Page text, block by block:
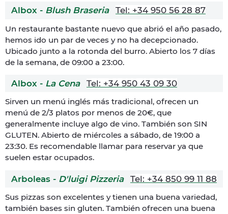
Albox - Blush Braseria Tel: +34 950 56 28 87
Un restaurante bastante nuevo que abrió el año pasado,
hemos ido un par de veces y no ha decepcionado.
Ubicado junto a la rotonda del burro. Abierto los 7 días
de la semana, de 09:00 a 23:00.
Albox - La Cena Tel: +34 950 43 09 30
Sirven un menú inglés más tradicional, ofrecen un
menú de 2/3 platos por menos de 20€, que
generalmente incluye algo de vino. También son SIN
GLUTEN. Abierto de miércoles a sábado, de 19:00 a
23:30. Es recomendable llamar para reservar ya que
suelen estar ocupados.
Arboleas - D'luigi Pizzeria Tel: +34 850 99 11 88
Sus pizzas son excelentes y tienen una buena variedad,
también bases sin gluten. También ofrecen una buena